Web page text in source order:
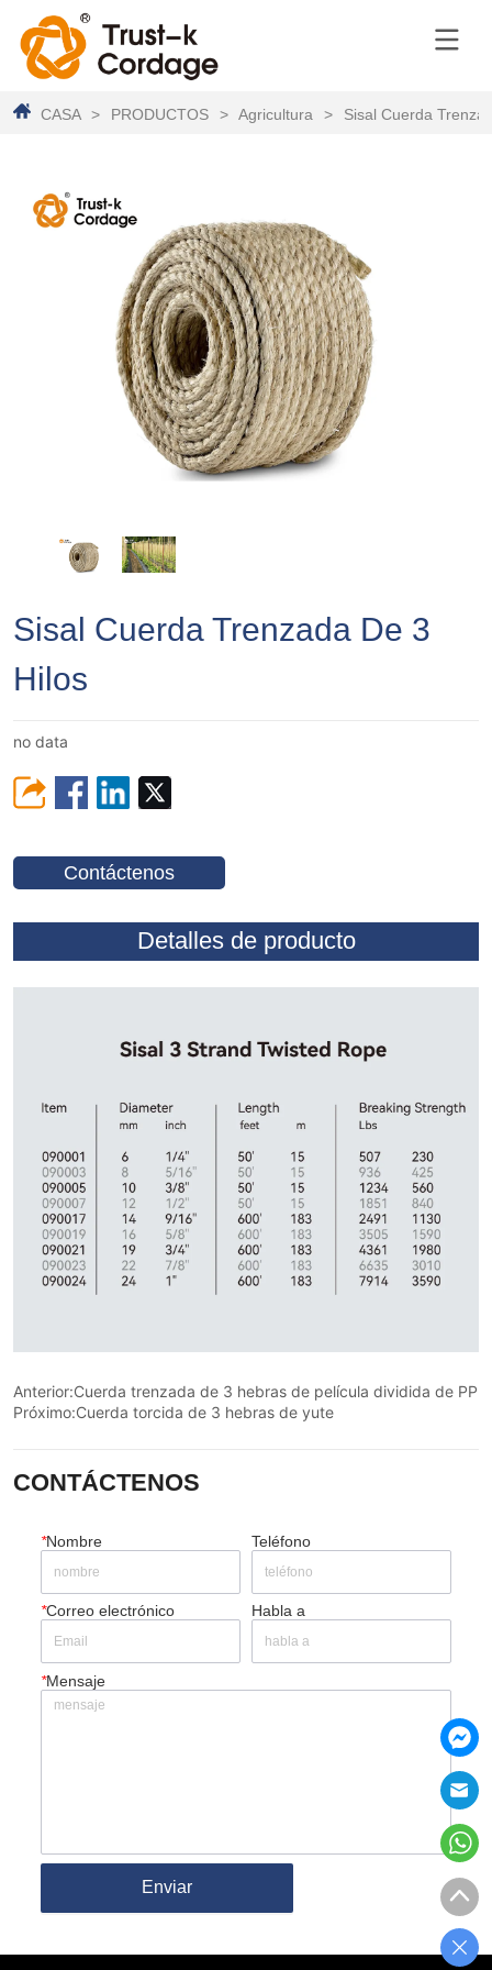
CASA > PRODUCTOS > Agricultura > Sisal Cuerda
Sisal Cuerda Trenzada De 3
Hilos
no data
Contáctenos
Detalles de producto
Anterior:Cuerda trenzada de 3 hebras de película dividida de PP
Próximo:Cuerda torcida de 3 hebras de yute
CONTÁCTENOS
*Nombre Teléfono
*Correo electrónico Habla a
*Mensaje
Enviar